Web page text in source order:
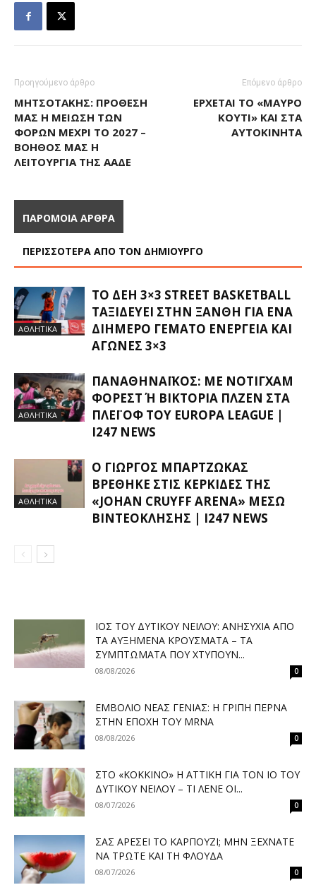
Προηγούμενο άρθρο
ΜΗΤΣΟΤΆΚΗΣ: ΠΡΌΘΕΣΉ
ΜΑΣ Η ΜΕΊΩΣΗ ΤΩΝ
ΦΌΡΩΝ ΜΈΧΡΙ ΤΟ 2027 –
ΒΟΗΘΌΣ ΜΑΣ Η
ΛΕΙΤΟΥΡΓΊΑ ΤΗΣ ΑΑΔΕ
Επόμενο άρθρο
ΈΡΧΕΤΑΙ ΤΟ «ΜΑΎΡΟ
ΚΟΥΤΊ» ΚΑΙ ΣΤΑ
ΑΥΤΟΚΊΝΗΤΑ
ΠΑΡΟΜΟΙΑ ΑΡΘΡΑ
ΠΕΡΙΣΣΟΤΕΡΑ ΑΠΟ ΤΟΝ ΔΗΜΙΟΥΡΓΟ
ΑΘΛΗΤΙΚΑ
ΤΟ ΔΕΗ 3×3 STREET BASKETBALL
ΤΑΞΙΔΕΎΕΙ ΣΤΗΝ ΞΆΝΘΗ ΓΙΑ ΈΝΑ
ΔΙΉΜΕΡΟ ΓΕΜΆΤΟ ΕΝΈΡΓΕΙΑ ΚΑΙ
ΑΓΏΝΕΣ 3×3
ΑΘΛΗΤΙΚΑ
ΠΑΝΑΘΗΝΑΪΚΌΣ: ΜΕ ΝΌΤΙΓΧΑΜ
ΦΌΡΕΣΤ Ή ΒΙΚΤΌΡΙΑ ΠΛΖΕΝ ΣΤΑ Π
ΛΈΙ ΟΦ ΤΟΥ EUROPA LEAGUE |
I247 NEWS
ΑΘΛΗΤΙΚΑ
Ο ΓΙΏΡΓΟΣ ΜΠΑΡΤΖΏΚΑΣ
ΒΡΈΘΗΚΕ ΣΤΙΣ ΚΕΡΚΊΔΕΣ ΤΗΣ
«JOHAN CRUYFF ARENA» ΜΈΣΩ
ΒΙΝΤΕΟΚΛΉΣΗΣ | I247 NEWS
ΙΌΣ ΤΟΥ ΔΥΤΙΚΟΎ ΝΕΊΛΟΥ: ΑΝΗΣΥΧΊΑ ΑΠΌ
ΤΑ ΑΥΞΗΜΈΝΑ ΚΡΟΎΣΜΑΤΑ – ΤΑ
ΣΥΜΠΤΏΜΑΤΑ ΠΟΥ ΧΤΥΠΟΎΝ...
08/08/2026 0
ΕΜΒΌΛΙΟ ΝΈΑΣ ΓΕΝΙΆΣ: Η ΓΡΊΠΗ ΠΕΡΝΆ
ΣΤΗΝ ΕΠΟΧΉ ΤΟΥ MRNA
08/08/2026 0
ΣΤΟ «ΚΌΚΚΙΝΟ» Η ΑΤΤΙΚΉ ΓΙΑ ΤΟΝ ΙΌ ΤΟΥ
ΔΥΤΙΚΟΎ ΝΕΊΛΟΥ – ΤΙ ΛΈΝΕ ΟΙ...
08/07/2026 0
ΣΑΣ ΑΡΈΣΕΙ ΤΟ ΚΑΡΠΟΎΖΙ; ΜΗΝ ΞΕΧΝΆΤΕ
ΝΑ ΤΡΏΤΕ ΚΑΙ ΤΗ ΦΛΟΎΔΑ
08/07/2026 0